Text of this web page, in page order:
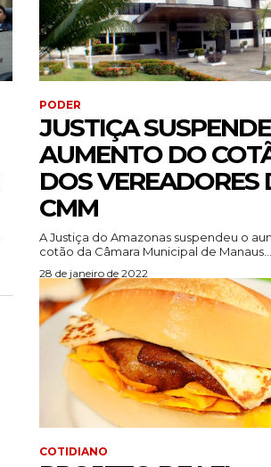
PODER
JUSTIÇA SUSPENDE
AUMENTO DO
DOS VEREADORES
CMM
A Justiça do Amazonas suspendeu o
cotão da Câmara Municipal de Manaus...
28 de janeiro de 2022
COTIDIANO